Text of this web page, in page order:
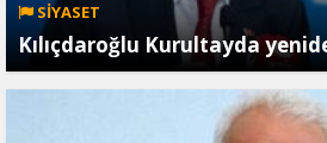
SİYASET
Kılıçdaroğlu Kurultayda